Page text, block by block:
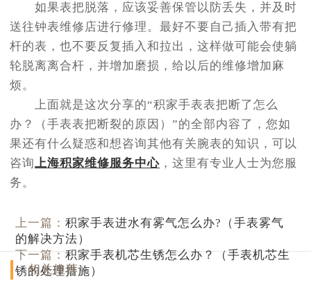
如果表把脱落，应该妥善保管以防丢失，并及时
送往钟表维修店进行修理。最好不要自己插入带有把
杆的表，也不要反复插入和拉出，这样做可能会使躺
轮脱离离合杆，并增加磨损，给以后的维修增加麻
烦。
上面就是这次分享的“积家手表表把断了怎么
办？（手表表把断裂的原因）”的全部内容了，您如
果还有什么疑惑和想咨询其他有关腕表的知识，可以
咨询上海积家维修服务中心 ，这里有专业人士为您服
务。
上一篇：积家手表进水有雾气怎么办?（手表雾气
的解决方法）
下一篇：积家手表机芯生锈怎么办？（手表机芯生
锈的处理措施）
相关推荐